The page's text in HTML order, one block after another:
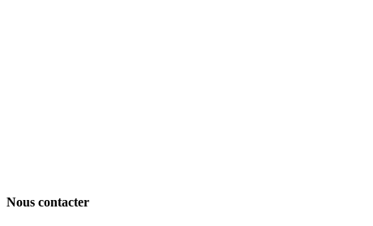
Nous contacter